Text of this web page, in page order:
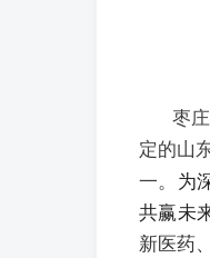
枣
定的山
一。 为
共赢未
新医药